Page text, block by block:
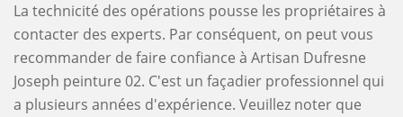
La technicité des opérations pousse les propriétaires à
contacter des experts. Par conséquent, on peut vous
recommander de faire confiance à Artisan Dufresne
Joseph peinture 02. C'est un façadier professionnel qui
a plusieurs années d'expérience. Veuillez noter que